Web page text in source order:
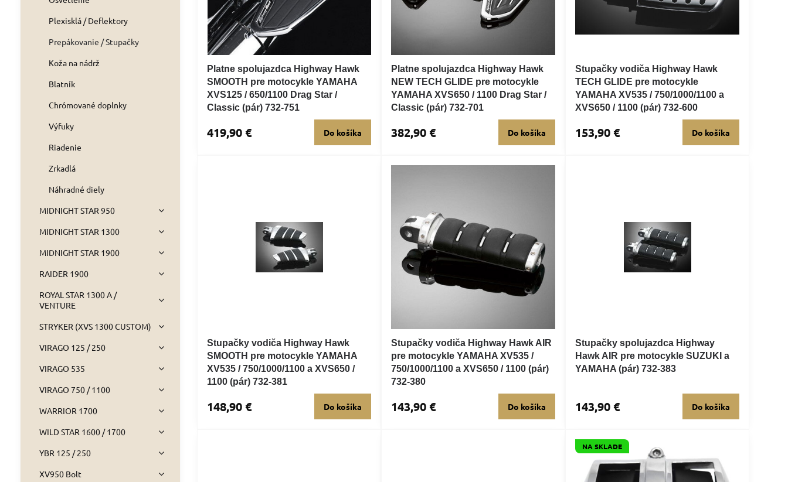
Platne spolujazdca Highway Hawk
SMOOTH pre motocykle YAMAHA
XVS125 / 650/1100 Drag Star /
Classic (pár) 732-751
419,90 € Do košíka
Platne spolujazdca Highway Hawk
NEW TECH GLIDE pre motocykle
YAMAHA XVS650 / 1100 Drag Star /
Classic (pár) 732-701
382,90 € Do košíka
Stupačky vodiča Highway Hawk
TECH GLIDE pre motocykle
YAMAHA XV535 / 750/1000/1100 a
XVS650 / 1100 (pár) 732-600
153,90 € Do košíka
Stupačky vodiča Highway Hawk
SMOOTH pre motocykle YAMAHA
XV535 / 750/1000/1100 a XVS650 /
1100 (pár) 732-381
148,90 € Do košíka
Stupačky vodiča Highway Hawk AIR
pre motocykle YAMAHA XV535 /
750/1000/1100 a XVS650 / 1100 (pár)
732-380
143,90 € Do košíka
Stupačky spolujazdca Highway
Hawk AIR pre motocykle SUZUKI a
YAMAHA (pár) 732-383
143,90 € Do košíka
NA SKLADE
Plexisklá / Deflektory
Prepákovanie / Stupačky
Koža na nádrž
Blatník
Chrómované doplnky
Výfuky
Riadenie
Zrkadlá
Náhradné diely
MIDNIGHT STAR 950
MIDNIGHT STAR 1300
MIDNIGHT STAR 1900
RAIDER 1900
ROYAL STAR 1300 A /
VENTURE
STRYKER (XVS 1300 CUSTOM)
VIRAGO 125 / 250
VIRAGO 535
VIRAGO 750 / 1100
WARRIOR 1700
WILD STAR 1600 / 1700
YBR 125 / 250
XV950 Bolt